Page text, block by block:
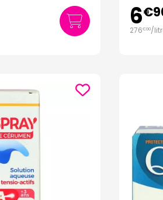
6€
276€00/